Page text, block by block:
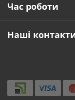
Час роботи
Наші